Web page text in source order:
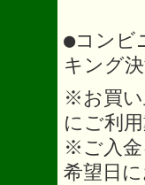
●コンビ
キング
※お買い
にご利
※ご入金
希望日